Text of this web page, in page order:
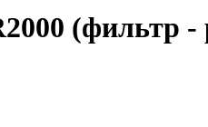
(фильтр -